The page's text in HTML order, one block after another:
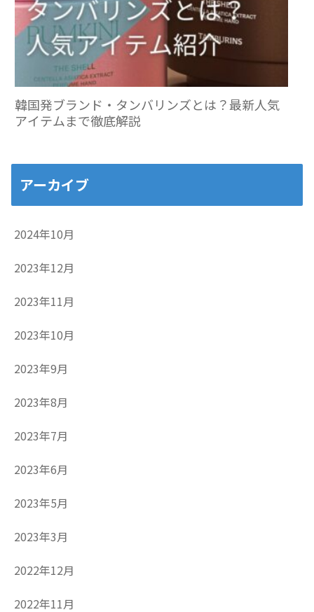
韓国発ブランド・タンバリンズとは？最新人気
アイテムまで徹底解説
アーカイブ
2024年10月
2023年12月
2023年11月
2023年10月
2023年9月
2023年8月
2023年7月
2023年6月
2023年5月
2023年3月
2022年12月
2022年11月